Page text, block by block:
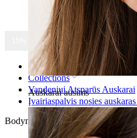
Auskarai ausims
15% NUOLAIDA VISIEMS
Pradžia
Collections
Vandeniui Atsparūs Auskarai
Įvairiaspalvis nosies
Bodymod Moments